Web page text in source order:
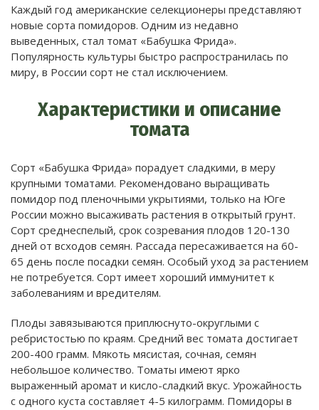
Каждый год американские селекционеры представляют
новые сорта помидоров. Одним из недавно
выведенных, стал томат «Бабушка Фрида».
Популярность культуры быстро распространилась по
миру, в России сорт не стал исключением.
Характеристики и описание
томата
Сорт «Бабушка Фрида» порадует сладкими, в меру
крупными томатами. Рекомендовано выращивать
помидор под пленочными укрытиями, только на Юге
России можно высаживать растения в открытый грунт.
Сорт среднеспелый, срок созревания плодов 120-130
дней от всходов семян. Рассада пересаживается на 60-
65 день после посадки семян. Особый уход за растением
не потребуется. Сорт имеет хороший иммунитет к
заболеваниям и вредителям.
Плоды завязываются приплюснуто-округлыми с
ребристостью по краям. Средний вес томата достигает
200-400 грамм. Мякоть мясистая, сочная, семян
небольшое количество. Томаты имеют ярко
выраженный аромат и кисло-сладкий вкус. Урожайность
с одного куста составляет 4-5 килограмм. Помидоры в